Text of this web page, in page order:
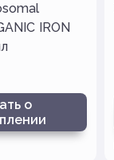
IRON
о